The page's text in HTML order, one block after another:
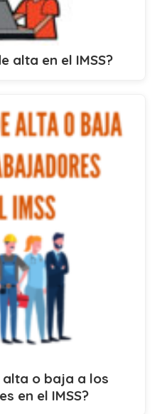
alta en el IMSS?
alta o baja a los
en el IMSS?